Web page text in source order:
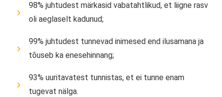
98% juhtudest märkasid vabatahtlikud, et liigne rasv
oli aeglaselt kadunud;
99% juhtudest tunnevad inimesed end ilusamana ja
tõuseb ka enesehinnang;
93% uuritavatest tunnistas, et ei tunne enam
tugevat nälga.